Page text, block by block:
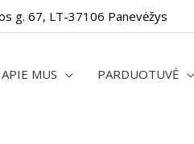
g. 67, LT-37106 Panevėžys
APIE MUS PARDUOTUVĖ